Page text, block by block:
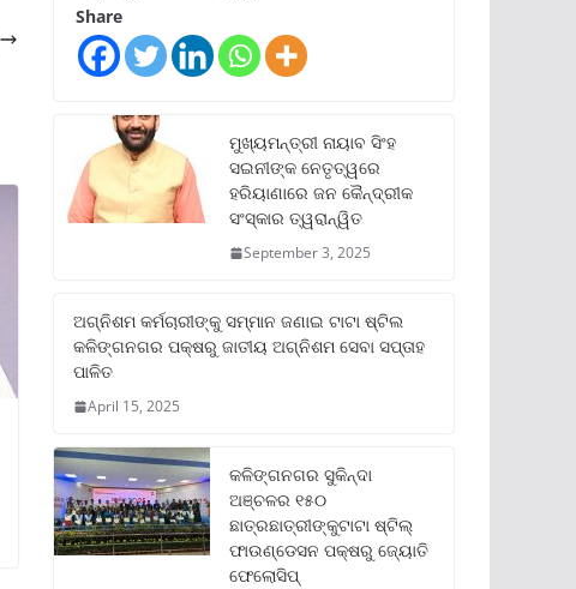
Share
ମୁଖ୍ୟମନ୍ତ୍ରୀ ନାୟାବ ସିଂହ
ସଇନୀଙ୍କ ନେତୃତ୍ୱରେ
ହରିୟାଣାରେ ଜନ କୈନ୍ଦ୍ରୀକ
ସଂସ୍କାର ତ୍ୱରାନ୍ୱିତ
September 3, 2025
ଅଗ୍ନିଶମ କର୍ମଚାରୀଙ୍କୁ ସମ୍ମାନ ଜଣାଇ ଟାଟା ଷ୍ଟିଲ
କଳିଙ୍ଗନଗର ପକ୍ଷରୁ ଜାତୀୟ ଅଗ୍ନିଶମ ସେବା ସପ୍ତାହ
ପାଳିତ
April 15, 2025
କଳିଙ୍ଗନଗର ସୁକିନ୍ଦା
ଅଞ୍ଚଳର ୧୫୦
ଛାତ୍ରଛାତ୍ରୀଙ୍କୁଟାଟା ଷ୍ଟିଲ୍
ଫାଉଣ୍ଡେସନ ପକ୍ଷରୁ ଜ୍ୟୋତି
ଫେଲୋସିପ୍‌